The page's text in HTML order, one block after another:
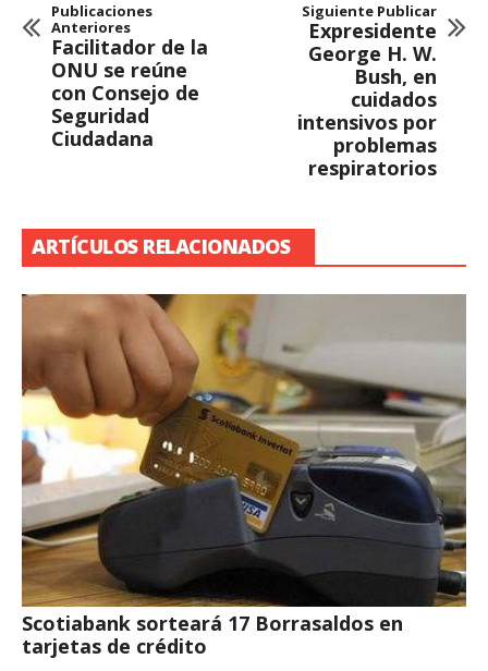
Publicaciones
Anteriores
Facilitador de la
ONU se reúne
con Consejo de
Seguridad
Ciudadana
Siguiente Publicar
Expresidente
George H. W.
Bush, en
cuidados
intensivos por
problemas
respiratorios
ARTÍCULOS RELACIONADOS
Scotiabank sorteará 17 Borrasaldos en
tarjetas de crédito